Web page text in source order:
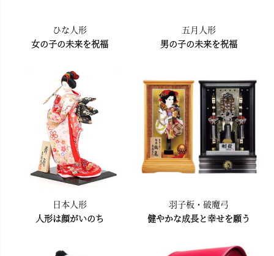
ひな人形
女の子の未来を祝福
五月人形
男の子の未来を祝福
日本人形
人形は顔がいのち
羽子板・破魔弓
健やかな成長と幸せを願う